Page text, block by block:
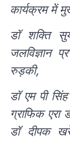
कार्यक्रम में
डॉ शक्ति
जलविज्ञान
रुड़की,
डॉ एम पी
ग्राफिक एरा
डॉ दीपक